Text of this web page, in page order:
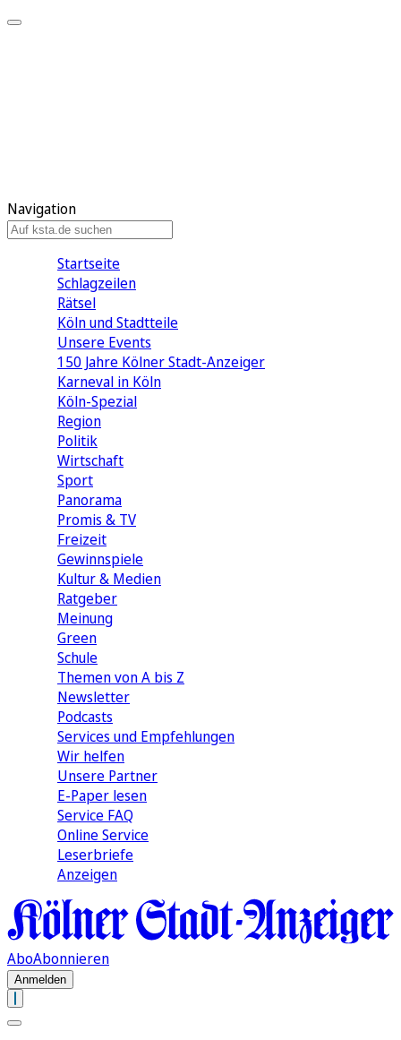
Navigation
Startseite
Schlagzeilen
Rätsel
Köln und Stadtteile
Unsere Events
150 Jahre Kölner Stadt-Anzeiger
Karneval in Köln
Köln-Spezial
Region
Politik
Wirtschaft
Sport
Panorama
Promis & TV
Freizeit
Gewinnspiele
Kultur & Medien
Ratgeber
Meinung
Green
Schule
Themen von A bis Z
Newsletter
Podcasts
Services und Empfehlungen
Wir helfen
Unsere Partner
E-Paper lesen
Service FAQ
Online Service
Leserbriefe
Anzeigen
AboAbonnieren
Anmelden